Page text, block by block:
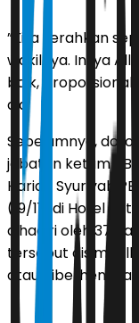
”Kita serahkan
wakilnya. Insya
baik, proporsional,
dia.
Sebelumnya,
jabatan ketum
Harian Syuriyah
(19/11) di Hotel
dihadiri oleh 37
tersebut
atau